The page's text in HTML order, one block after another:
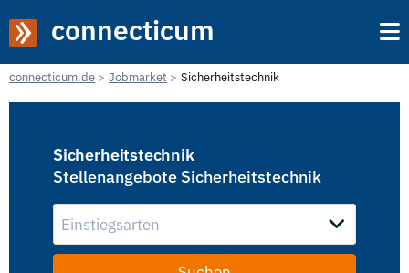
connecticum
connecticum.de Jobmarket Sicherheitstechnik
Sicherheitstechnik
Stellenangebote Sicherheitstechnik
Einstiegsarten